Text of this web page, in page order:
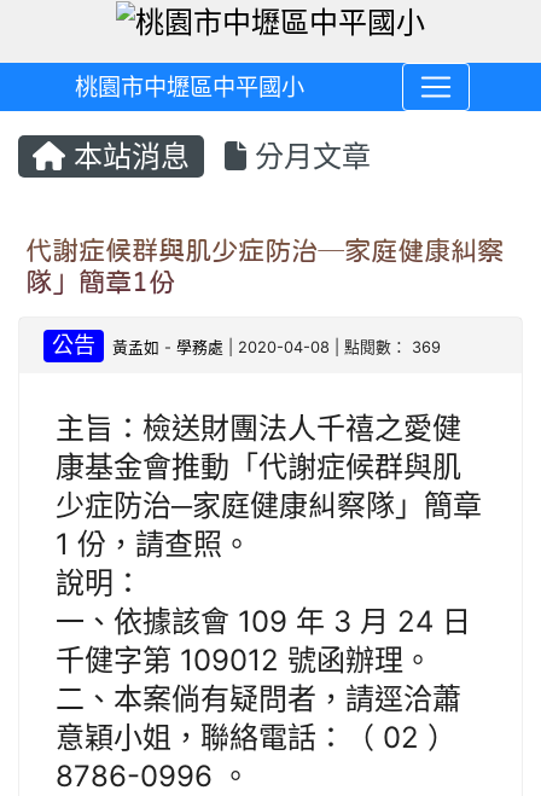
桃園市中壢區中平國小
本站消息 分月文章
代謝症候群與肌少症防治─家庭健康糾察
隊」簡章1份
公告 黃孟如 -學務處 | 2020-04-08 | 點閱數： 369
主旨：檢送財團法人千禧之愛健
康基金會推動「代謝症候群與肌
少症防治─家庭健康糾察隊」簡章
1 份，請查照。
說明：
一、依據該會 109 年 3 月 24 日
千健字第 109012 號函辦理。
二、本案倘有疑問者，請逕洽蕭
意穎小姐，聯絡電話：（ 02 ）
8786-0996 。